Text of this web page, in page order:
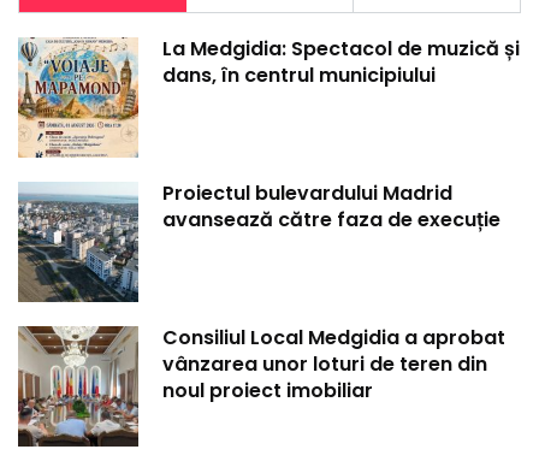
La Medgidia: Spectacol de muzică și
dans, în centrul municipiului
Proiectul bulevardului Madrid
avansează către faza de execuție
Consiliul Local Medgidia a aprobat
vânzarea unor loturi de teren din
noul proiect imobiliar